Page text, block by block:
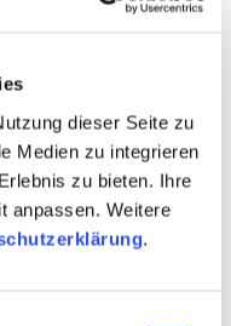
dieser Seite zu
Medien zu integrieren
zu bieten. Ihre
anpassen. Weitere
.